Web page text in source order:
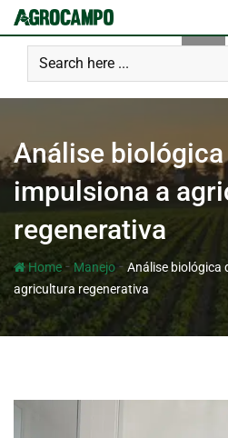
Análise
impulsiona a
regenerativa
Home- Manejo - Análise biológica
agricultura regenerativa